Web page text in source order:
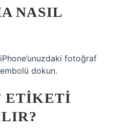
NASIL
fotoğraf
dokun.
ETIKETI